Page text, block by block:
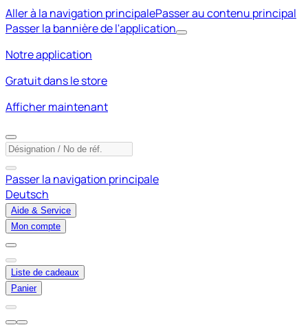
Aller à la navigation principalePasser au contenu principal
Passer la bannière de l'application
Notre application
Gratuit dans le store
Afficher maintenant
Passer la navigation principale
Deutsch
Aide & Service
Mon compte
Liste de cadeaux
Panier